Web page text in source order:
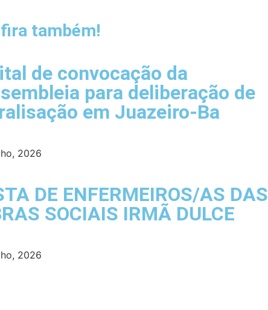
também!
de convocação da
para deliberação de
em Juazeiro-Ba
2026
DE ENFERMEIROS/AS DAS
SOCIAIS IRMÃ DULCE
2026